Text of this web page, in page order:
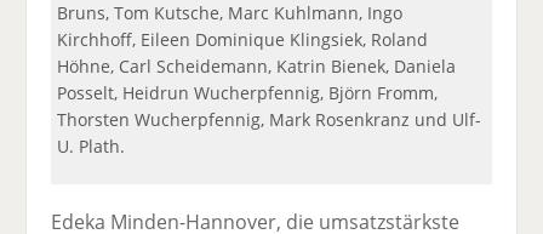
Bruns, Tom Kutsche, Marc Kuhlmann, Ingo
Kirchhoff, Eileen Dominique Klingsiek, Roland
Höhne, Carl Scheidemann, Katrin Bienek, Daniela
Posselt, Heidrun Wucherpfennig, Björn Fromm,
Thorsten Wucherpfennig, Mark Rosenkranz und Ulf-
U. Plath.
Edeka Minden-Hannover, die umsatzstärkste